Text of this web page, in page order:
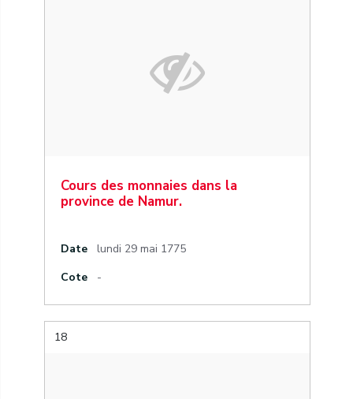
Cours des monnaies dans la
province de Namur.
Date
lundi 29 mai 1775
Cote
-
18